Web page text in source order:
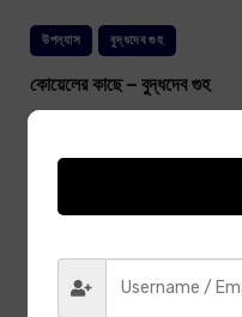
উপন্যাস বুদ্ধদেব গুহ
কোয়েলের কাছে – বুদ্ধদেব গুহ
April 3, 2025